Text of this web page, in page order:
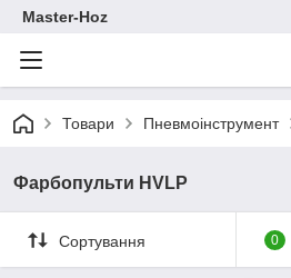
Master-Hoz
Товари Пневмоінструмент
Фарбопульти HVLP
Сортування 0